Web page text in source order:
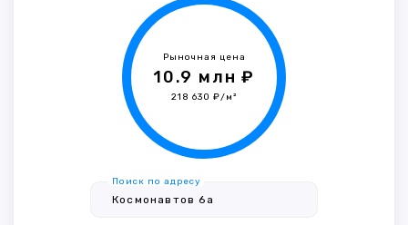
Рыночная цена
10.9 млн ₽
218 630 ₽/м²
Поиск по адресу